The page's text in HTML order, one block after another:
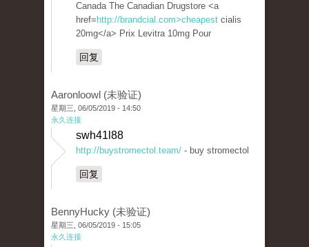
Canada The Canadian Drugstore <a
href= http://brandcial.com>cheapest cialis
20mg</a> Prix Levitra 10mg Pour
回复
Aaronloowl (未验证)
星期三, 06/05/2019 - 14:50
永久连接
swh41l88
http://buystromectol.team/ - buy stromectol
回复
BennyHucky (未验证)
星期三, 06/05/2019 - 15:05
永久连接